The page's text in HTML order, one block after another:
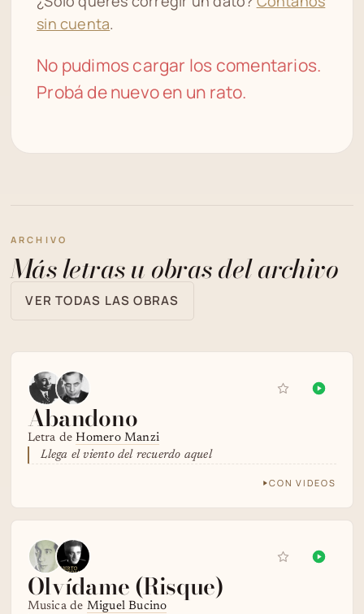
sin cuenta.
No pudimos cargar los comentarios.
Probá de nuevo en un rato.
ARCHIVO
Más letras u obras del archivo
VER TODAS LAS OBRAS
Abandono
Letra deHomero Manzi
Llega el viento del recuerdo aquel
CON VIDEOS
Olvídame (Risque)
Musica de Miguel Bucino